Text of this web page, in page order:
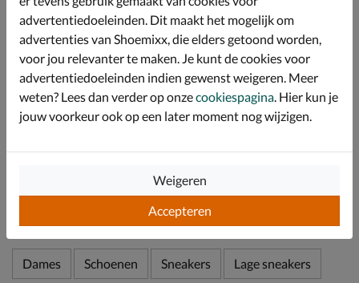
persoonlijke pasvorm.
De binnenzijde is gevoerd met zacht textiel en beschikt
over een gedempt voetbed voor langdurig loopcomfort.
Een ideale mix van urban stijl en stevigheid, perfect
voor dagelijks gebruik of een dagje uit.
Dames Schoenen Sneakers Lage sneakers
advertentiedoeleinden. Dit maakt het mogelijk om
advertenties van Shoemixx, die elders getoond worden,
voor jou relevanter te maken. Je kunt de cookies voor
advertentiedoeleinden indien gewenst weigeren. Meer
weten? Lees dan verder op onzecookiespagina. Hier kun je
jouw voorkeur ook op een later moment nog wijzigen.
Accepteren
Weigeren